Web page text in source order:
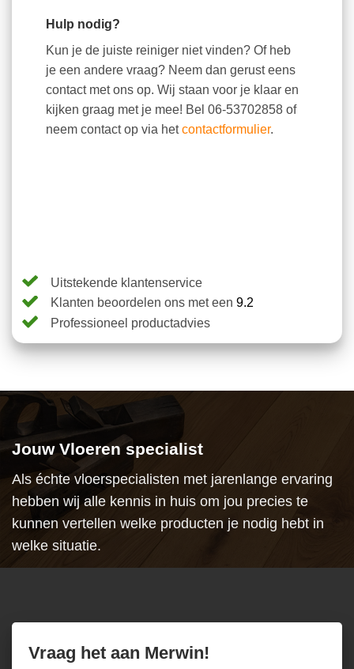
Hulp nodig?
Kun je de juiste reiniger niet vinden? Of heb
je een andere vraag? Neem dan gerust eens
contact met ons op. Wij staan voor je klaar en
kijken graag met je mee! Bel 06-53702858 of
neem contact op via hetcontactformulier.
Uitstekende klantenservice
Klanten beoordelen ons met een 9.2
Professioneel productadvies
Jouw Vloeren specialist
Als échte vloerspecialisten met jarenlange ervaring
hebben wij alle kennis in huis om jou precies te
kunnen vertellen welke producten je nodig hebt in
welke situatie.
Vraag het aan Merwin!